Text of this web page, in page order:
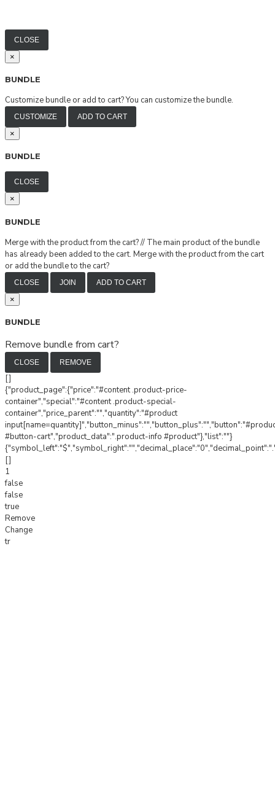
CLOSE
×
BUNDLE
Customize bundle or add to cart?You can customize the bundle.
CUSTOMIZE ADD TO CART
×
BUNDLE
CLOSE
×
BUNDLE
Merge with the product from the cart?// The main product of the bundle
has already been added to the cart. Merge with the product from the cart
or add the bundle to the cart?
CLOSE JOIN ADD TO CART
×
BUNDLE
Remove bundle from cart?
CLOSE REMOVE
[]
{"product_page":{"price":"#content .product-price-
container","special":"#content .product-special-
container","price_parent":"","quantity":"#product
#button-cart","product_data":".product-info #product"},"list":""}
[]
1
false
false
true
Remove
Change
tr